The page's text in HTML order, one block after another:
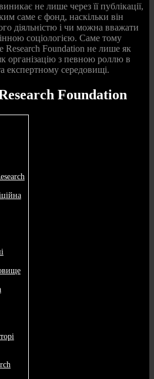
не лише через її публікації,
саме є фонд, наскільки він
діяльністю і чи можна вважати
соціологією. Саме тому
Research Foundation не лише як
організацію з певною роллю в
експертному середовищі.
Foundation